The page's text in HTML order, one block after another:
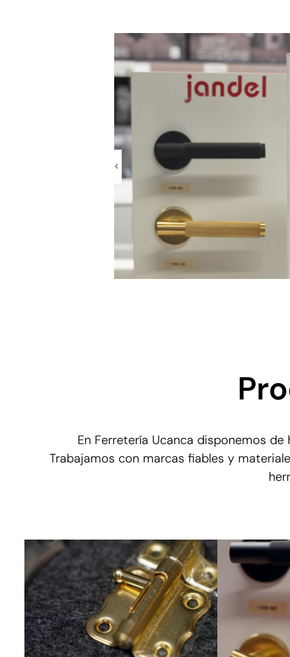
En Ferretería Ucanca disponemos
Trabajamos con marcas fiables y